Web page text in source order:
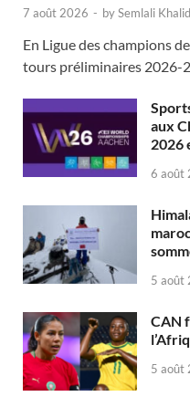
7 août 2026 - bySemlali Khalid
En Ligue des champions
tours préliminaires 2026-
aux
2026
6 août
5 août
CAN
5 août